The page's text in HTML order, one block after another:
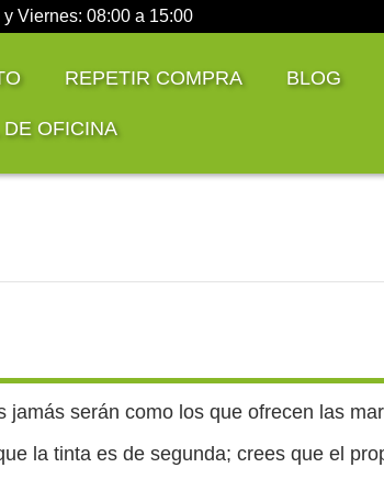
y Viernes: 08:00 a 15:00
REPETIR COMPRA BLOG
OFICINA
serán como los que ofrecen las
la tinta es de segunda; crees que el